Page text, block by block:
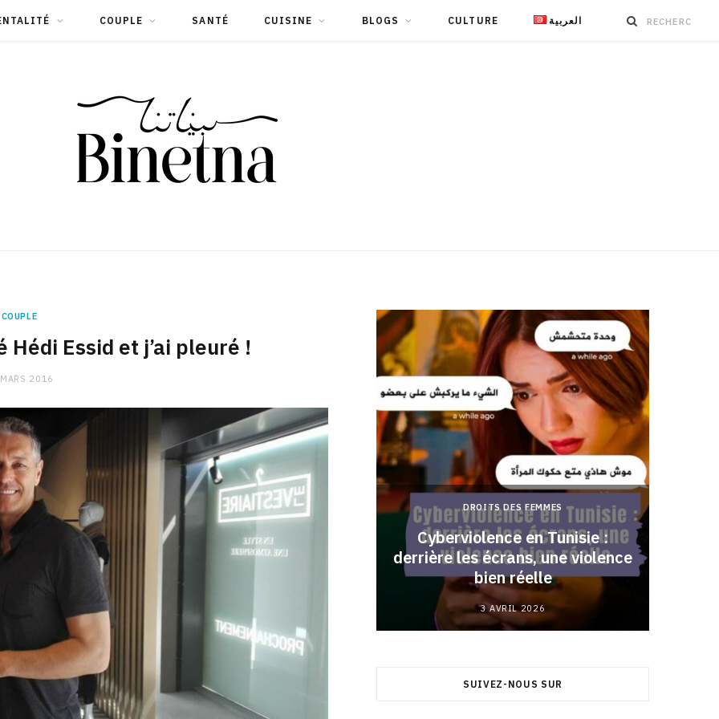
COUPLE SANTÉ CUISINE BLOGS CULTURE العربية
COUPLE
Hédi Essid et j’ai pleuré !
2016
CHARGE MENTALE
Stress après le travail :
DROITS DES FEMMES
Cyberviolence en Tunisie :
derrière les écrans, une violence
bien réelle
3 AVRIL 2026
SUIVEZ-NOUS SUR